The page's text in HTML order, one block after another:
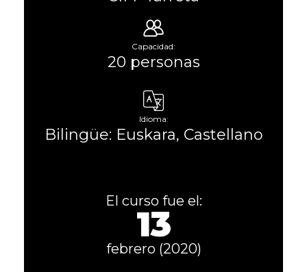
Capacidad:
20 personas
Idioma:
Bilingüe: Euskara, Castellano
El curso fue el:
13
febrero (2020)